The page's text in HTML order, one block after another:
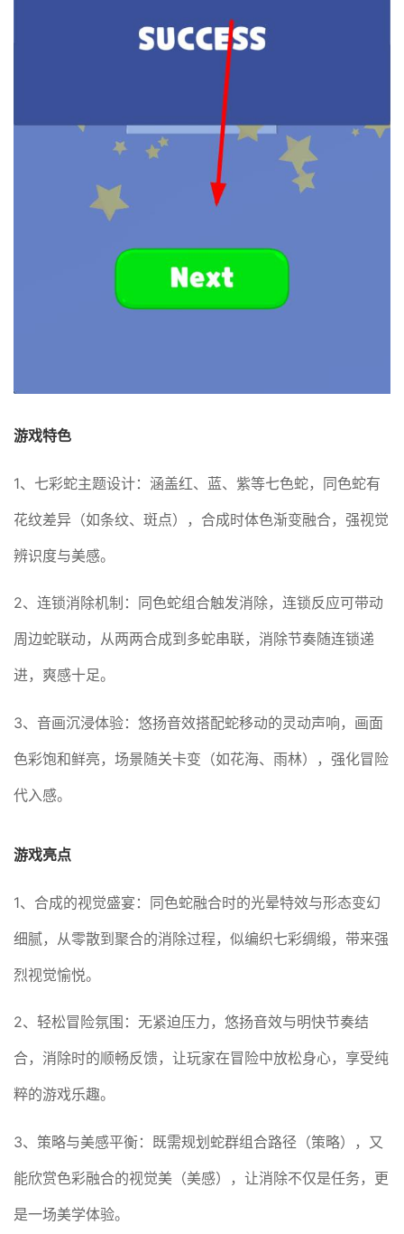
游戏特色
1、七彩蛇主题设计：涵盖红、蓝、紫等七色蛇，同色蛇有
花纹差异（如条纹、斑点），合成时体色渐变融合，强视觉
辨识度与美感。
2、连锁消除机制：同色蛇组合触发消除，连锁反应可带动
周边蛇联动，从两两合成到多蛇串联，消除节奏随连锁递
进，爽感十足。
3、音画沉浸体验：悠扬音效搭配蛇移动的灵动声响，画面
色彩饱和鲜亮，场景随关卡变（如花海、雨林），强化冒险
代入感。
游戏亮点
1、合成的视觉盛宴：同色蛇融合时的光晕特效与形态变幻
细腻，从零散到聚合的消除过程，似编织七彩绸缎，带来强
烈视觉愉悦。
2、轻松冒险氛围：无紧迫压力，悠扬音效与明快节奏结
合，消除时的顺畅反馈，让玩家在冒险中放松身心，享受纯
粹的游戏乐趣。
3、策略与美感平衡：既需规划蛇群组合路径（策略），又
能欣赏色彩融合的视觉美（美感），让消除不仅是任务，更
是一场美学体验。